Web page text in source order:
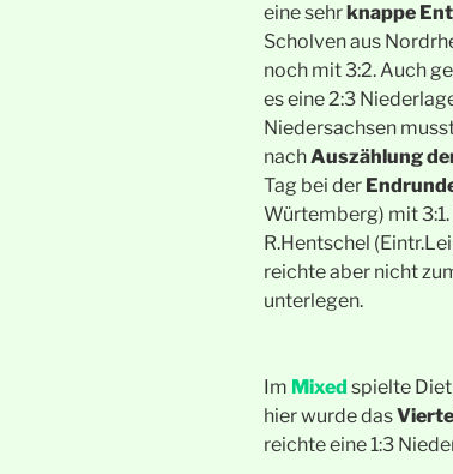
eine sehr knappe
Scholven aus
noch mit 3:2. Auch
es eine 2:3
Niedersachsen
nachAuszählung
Tag bei der
Würtemberg) mit 3:1.
R.Hentschel
reichte aber nicht
unterlegen.
Im Mixed spielte
hier wurde das
reichte eine 1:3